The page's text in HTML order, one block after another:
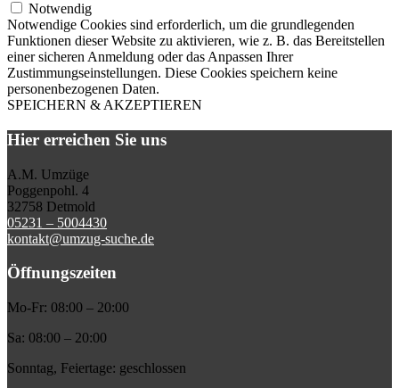
Notwendig
Notwendige Cookies sind erforderlich, um die grundlegenden
Funktionen dieser Website zu aktivieren, wie z. B. das Bereitstellen
einer sicheren Anmeldung oder das Anpassen Ihrer
Zustimmungseinstellungen. Diese Cookies speichern keine
personenbezogenen Daten.
SPEICHERN & AKZEPTIEREN
Hier erreichen Sie uns
A.M. Umzüge
Poggenpohl. 4
32758 Detmold
05231 – 5004430
kontakt@umzug-suche.de
Öffnungszeiten
Mo-Fr: 08:00 – 20:00
Sa: 08:00 – 20:00
Sonntag, Feiertage: geschlossen